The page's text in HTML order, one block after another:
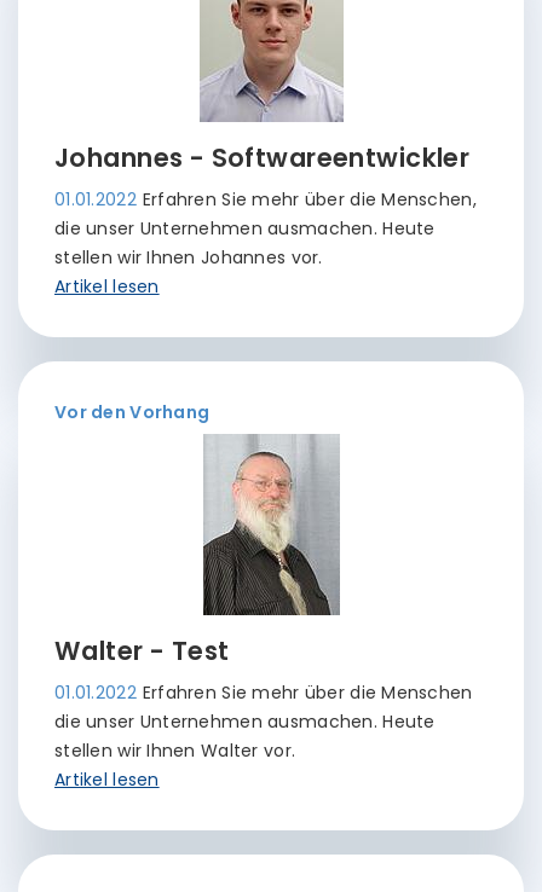
Johannes - Softwareentwickler
01.01.2022 Erfahren Sie mehr über die Menschen,
die unser Unternehmen ausmachen. Heute
stellen wir Ihnen Johannes vor.
Artikel lesen
Vor den Vorhang
Walter - Test
01.01.2022 Erfahren Sie mehr über die Menschen
die unser Unternehmen ausmachen. Heute
stellen wir Ihnen Walter vor.
Artikel lesen